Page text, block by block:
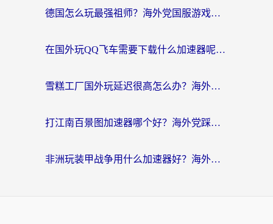
德国怎么玩最强祖师？海外党国服游戏加速器选择全攻略（附宝可梦Online实测）
在国外玩QQ飞车需要下载什么加速器呢？海外党亲测有效的国服游戏加速指南
雪糕工厂国外玩延迟很高怎么办？海外玩家国服游戏加速终极攻略（附实测推荐）
打江南百景图加速器哪个好？海外党踩坑N次后，终于找到不卡的秘诀
非洲玩装甲战争用什么加速器好？海外党亲测有效的国服游戏加速方案